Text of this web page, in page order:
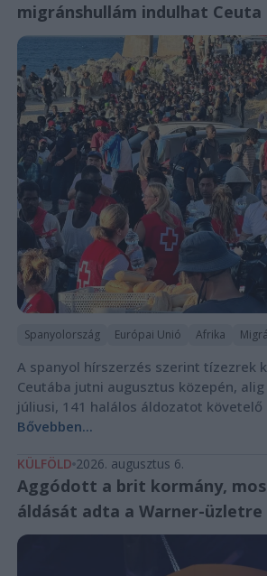
migránshullám indulhat Ceuta
Spanyolország Európai Unió Afrika
A spanyol hírszerzés szerint tízezrek
Ceutába jutni augusztus közepén,
júliusi, 141 halálos áldozatot követelő
Bővebben...
KÜLFÖLD 2026. augusztus 6.
Aggódott a brit kormány,
áldását adta a Warner-üzletre